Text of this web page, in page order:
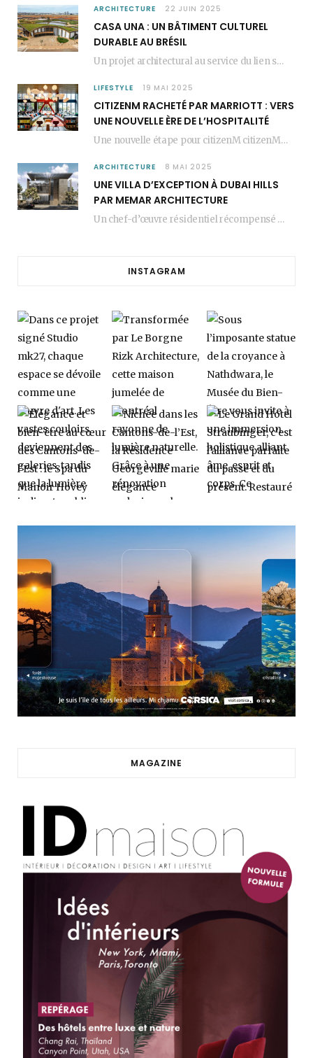
ARCHITECTURE 22 JUIN 2025
CASA UNA : UN BÂTIMENT CULTUREL
DURABLE AU BRÉSIL
Un projet architectural au service du lien social Casa Una est un bâtiment culturel durable…
LIFESTYLE 19 MAI 2025
CITIZENM RACHETÉ PAR MARRIOTT : VERS
UNE NOUVELLE ÈRE DE L’HOSPITALITÉ
Une nouvelle étape pour citizenM citizenM racheté par Marriott, c’est une annonce qui marque un…
ARCHITECTURE 8 MAI 2025
UNE VILLA D’EXCEPTION À DUBAI HILLS
PAR MEMAR ARCHITECTURE
Un chef-d’œuvre résidentiel récompensé MEMAR Architecture, agence renommée basée à Dubaï, présente aujourd’hui sa dernière…
INSTAGRAM
MAGAZINE